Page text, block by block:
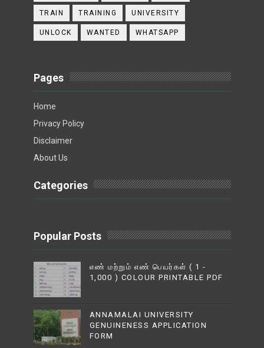
TRAIN TRAINING UNIVERSITY
UNLOCK WANTED WHATSAPP
Pages
Home
Privacy Policy
Disclaimer
About Us
Categories
Popular Posts
எண் மற்றும் எண் பெயர்கள் ( 1 -
1,000 ) COLOUR PRINTABLE PDF
ANNAMALAI UNIVERSITY
GENUINENESS APPLICATION
FORM